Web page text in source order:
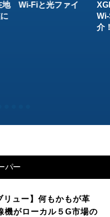
地 Wi-Fiと光ファイ
介
パー
リュー】何もかもが革
機がローカル５G市場の